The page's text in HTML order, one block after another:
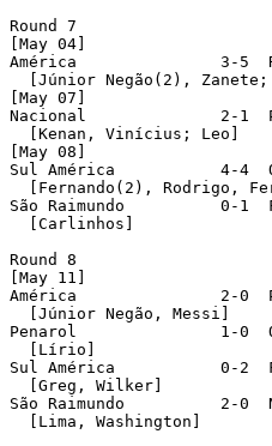
Round 7
[May 04]
América               3-5
[Júnior Negão(2),
[May 07]
Nacional              2-1
  [Kenan, Vinícius; Leo]
[May 08]
Sul América           4-4
[Fernando(2), Rodrigo,
São Raimundo          0-1
  [Carlinhos]
Round 8
[May 11]
América               2-0
  [Júnior Negão, Messi]
Penarol               1-0
  [Lírio]
Sul América           0-2
  [Greg, Wilker]
São Raimundo          2-0
  [Lima, Washington]